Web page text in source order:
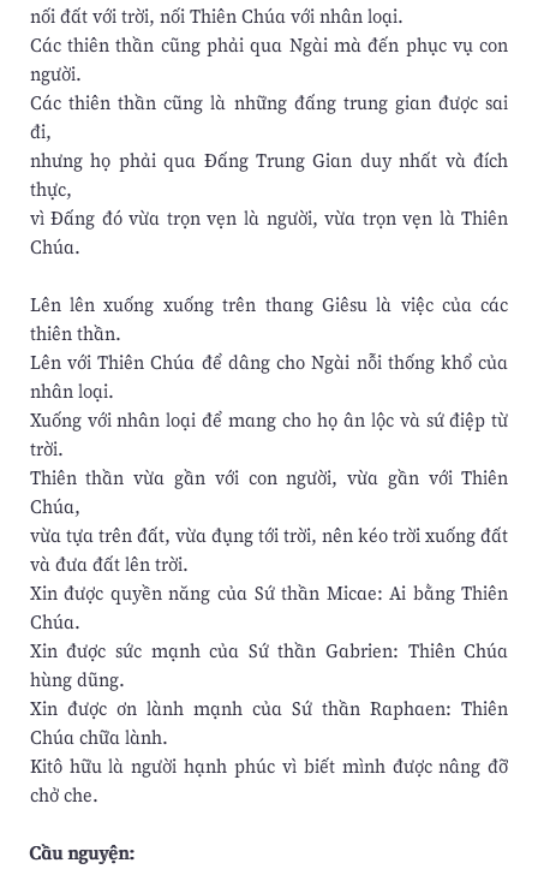
nối đất với trời, nối Thiên Chúa với nhân loại.
Các thiên thần cũng phải qua Ngài mà đến phục vụ con
người.
Các thiên thần cũng là những đấng trung gian được sai
đi,
nhưng họ phải qua Đấng Trung Gian duy nhất và đích
thực,
vì Đấng đó vừa trọn vẹn là người, vừa trọn vẹn là Thiên
Chúa.
Lên lên xuống xuống trên thang Giêsu là việc của các
thiên thần.
Lên với Thiên Chúa để dâng cho Ngài nỗi thống khổ của
nhân loại.
Xuống với nhân loại để mang cho họ ân lộc và sứ điệp từ
trời.
Thiên thần vừa gần với con người, vừa gần với Thiên
Chúa,
vừa tựa trên đất, vừa đụng tới trời, nên kéo trời xuống đất
và đưa đất lên trời.
Xin được quyền năng của Sứ thần Micae: Ai bằng Thiên
Chúa.
Xin được sức mạnh của Sứ thần Gabrien: Thiên Chúa
hùng dũng.
Xin được ơn lành mạnh của Sứ thần Raphaen: Thiên
Chúa chữa lành.
Kitô hữu là người hạnh phúc vì biết mình được nâng đỡ
chở che.
Cầu nguyện: